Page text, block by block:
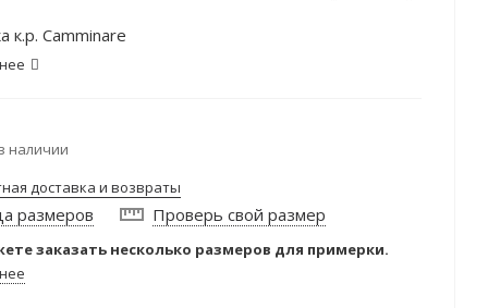
к.р. Camminare
наличии
доставка и возвраты
размеров Проверь свой размер
заказать несколько размеров для примерки.